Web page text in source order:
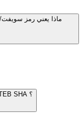
ماذا يعني رمز
ماذا يحدث إذا استخدمت رمز سويفت خاطئ في TEB SHA ؟